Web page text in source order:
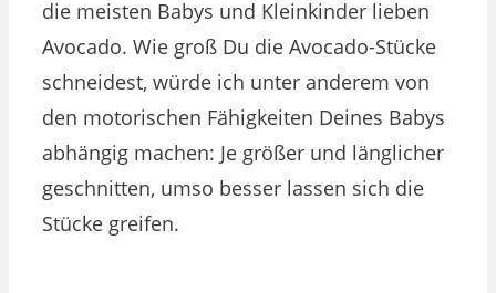
die meisten Babys und Kleinkinder lieben
Avocado. Wie groß Du die Avocado-Stücke
schneidest, würde ich unter anderem von
den motorischen Fähigkeiten Deines Babys
abhängig machen: Je größer und länglicher
geschnitten, umso besser lassen sich die
Stücke greifen.